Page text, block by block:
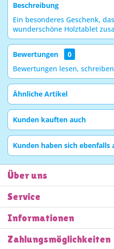
Beschreibung
Ein besonderes Geschenk,
wunderschöne Holztablet
Bewertungen
0
Bewertungen lesen,
Ähnliche Artikel
Kunden kauften auch
Kunden haben sich ebenfalls
Über uns
Service
Informationen
Zahlungsmöglichkeiten